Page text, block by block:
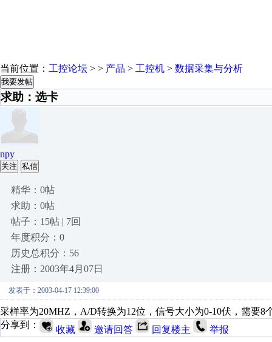
当前位置： 工控论坛 > > 产品 > 工控机 > 数据采集与分析
我要发帖
求助：选卡
npy
关注 私信
精华：0帖
求助：0帖
帖子：15帖 | 7回
年度积分：0
历史总积分：56
注册：2003年4月07日
发表于：2003-04-17 12:39:00
采样率为20MHZ，A/D转换为12位，信号大小为0-10伏，需要
分享到：
收藏 邀请回答 回复楼主 举报